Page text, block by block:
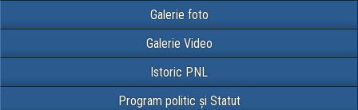
Galerie foto
Galerie Video
Istoric PNL
Program politic și Statut